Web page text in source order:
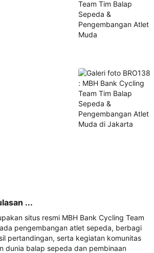
...
situs resmi MBH Bank Cycling Team
pengembangan atlet sepeda, berbagi
pertandingan, serta kegiatan komunitas
dunia balap sepeda dan pembinaan